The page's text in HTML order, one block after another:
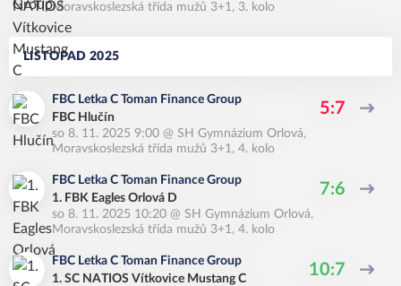
Moravskoslezská třída mužů 3+1, 3. kolo
LISTOPAD 2025
FBC Letka C Toman Finance Group
FBC Hlučín
5:7
so 8. 11. 2025 9:00 @ SH Gymnázium Orlová,
Moravskoslezská třída mužů 3+1, 4. kolo
FBC Letka C Toman Finance Group
1. FBK Eagles Orlová D
7:6
so 8. 11. 2025 10:20 @ SH Gymnázium Orlová,
Moravskoslezská třída mužů 3+1, 4. kolo
FBC Letka C Toman Finance Group
1. SC NATIOS Vítkovice Mustang C
10:7